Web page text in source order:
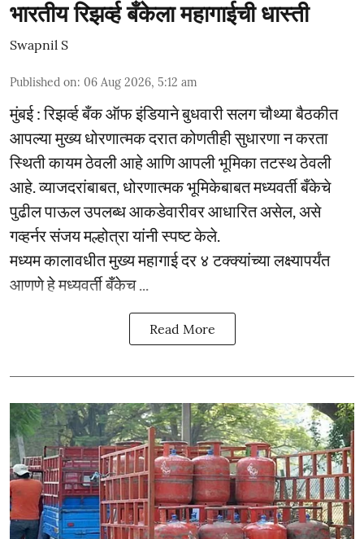
भारतीय रिझर्व्ह बँकेला महागाईची धास्ती
Swapnil S
Published on: 06 Aug 2026, 5:12 am
मुंबई : रिझर्व्ह बँक ऑफ इंडियाने बुधवारी सलग चौथ्या बैठकीत
आपल्या मुख्य धोरणात्मक दरात कोणतीही सुधारणा न करता
स्थिती कायम ठेवली आहे आणि आपली भूमिका तटस्थ ठेवली
आहे. व्याजदरांबाबत, धोरणात्मक भूमिकेबाबत मध्यवर्ती बँकेचे
पुढील पाऊल उपलब्ध आकडेवारीवर आधारित असेल, असे
गव्हर्नर संजय मल्होत्रा यांनी स्पष्ट केले.
मध्यम कालावधीत मुख्य महागाई दर ४ टक्क्यांच्या लक्ष्यापर्यंत
आणणे हे मध्यवर्ती बँकेच ...
Read More